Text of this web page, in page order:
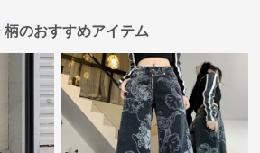
のおすすめアイテム